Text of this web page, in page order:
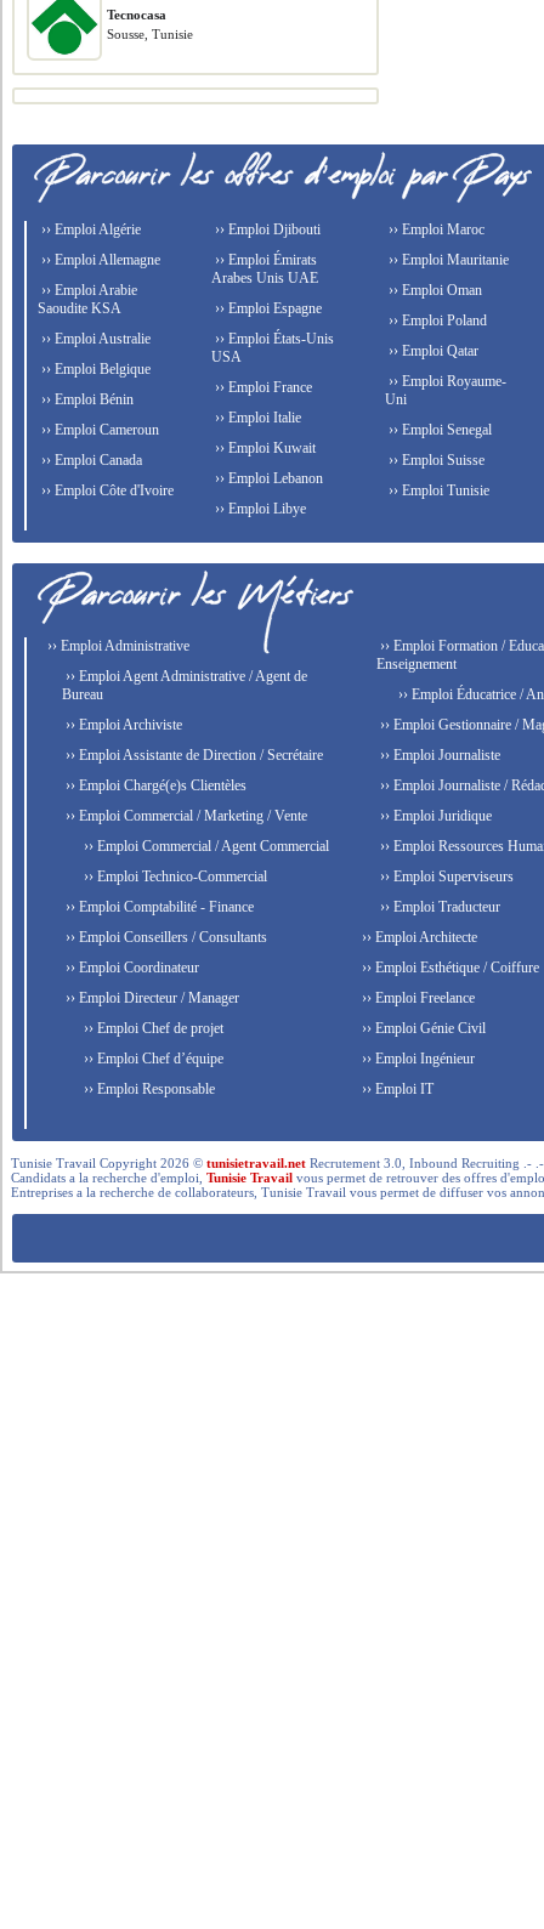
Tecnocasa
Sousse, Tunisie
›› Emploi Algérie
›› Emploi Allemagne
›› Emploi Arabie
Saoudite KSA
›› Emploi Australie
›› Emploi Belgique
›› Emploi Bénin
›› Emploi Cameroun
›› Emploi Canada
›› Emploi Côte d'Ivoire
›› Emploi Djibouti
›› Emploi Émirats
Arabes Unis UAE
›› Emploi Espagne
›› Emploi États-Unis
USA
›› Emploi France
›› Emploi Italie
›› Emploi Kuwait
›› Emploi Lebanon
›› Emploi Libye
›› Emploi Maroc
›› Emploi Mauritanie
›› Emploi Oman
›› Emploi Poland
›› Emploi Qatar
›› Emploi Royaume-
Uni
›› Emploi Senegal
›› Emploi Suisse
›› Emploi Tunisie
›› Emploi Administrative
›› Emploi Agent Administrative / Agent de
Bureau
›› Emploi Archiviste
›› Emploi Assistante de Direction / Secrétaire
›› Emploi Chargé(e)s Clientèles
›› Emploi Commercial / Marketing / Vente
›› Emploi Commercial / Agent Commercial
›› Emploi Technico-Commercial
›› Emploi Comptabilité - Finance
›› Emploi Conseillers / Consultants
›› Emploi Coordinateur
›› Emploi Directeur / Manager
›› Emploi Chef de projet
›› Emploi Chef d’équipe
›› Emploi Responsable
›› Emploi Formation /
Enseignement
›› Emploi Éducatrice /
›› Emploi Gestionnaire /
›› Emploi Journaliste
›› Emploi Journaliste /
›› Emploi Juridique
›› Emploi Ressources
›› Emploi Superviseurs
›› Emploi Traducteur
›› Emploi Architecte
›› Emploi Esthétique / Coiffure
›› Emploi Freelance
›› Emploi Génie Civil
›› Emploi Ingénieur
›› Emploi IT
Tunisie Travail Copyright 2026 ©tunisietravail.net Recrutement 3.0, Inbound Recruiting .-
Candidats a la recherche d'emploi,Tunisie Travail vous permet de retrouver des offres
Entreprises a la recherche de collaborateurs, Tunisie Travail vous permet de diffuser vos